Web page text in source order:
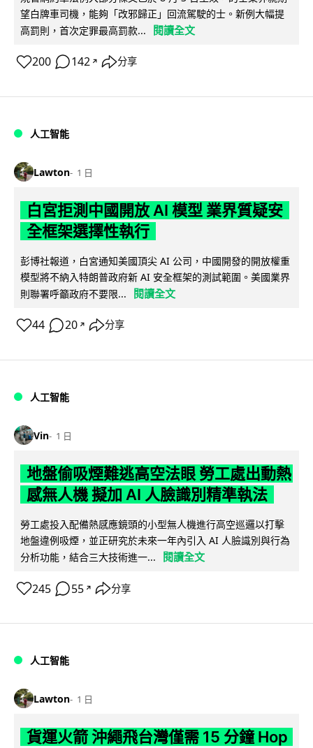
望白牌車司機，能夠「改邪歸正」回流駕駛的士。新例大幅提
高罰則，首次定罪最高罰款...
閱讀全文
200 142 ↗ 分享
人工智能
Lawton 1 日
白宮拒測中國開放 AI 模型 業界質疑安
全框架選擇性執行
彭博社報道，白宮通知美國頂尖 AI 公司，中國開發的開放權重
模型將不納入特朗普政府新 AI 安全框架的測試範圍。美國業界
則聯署呼籲政府不要限...
閱讀全文
44 20 ↗ 分享
人工智能
Vin 1 日
地盤偷吸煙難逃高空法眼 勞工處出動熱
感無人機 擬加 AI 人臉識別精準執法
勞工處投入配備熱感應鏡頭的小型無人機進行高空巡邏以打擊
地盤違例吸煙，並正研究於未來一年內引入 AI 人臉識別與行為
分析功能，結合三大技術進一...
閱讀全文
245 55 ↗ 分享
人工智能
Lawton 1 日
貨運火箭 沖繩飛台灣僅需 15 分鐘 Hop